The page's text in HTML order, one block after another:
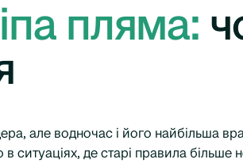
пляма:
але водночас і його найбільша
ситуаціях, де старі правила більше